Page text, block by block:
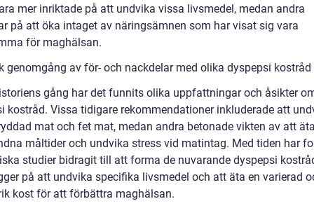
mer inriktade på att undvika vissa livsmedel, medan andra
på att öka intaget av näringsämnen som har visat sig vara
för maghälsan.
genomgång av för- och nackdelar med olika dyspepsi kostråd
gång har det funnits olika uppfattningar och åsikter
kostråd. Vissa tidigare rekommendationer inkluderade att
mat och fet mat, medan andra betonade vikten av att
måltider och undvika stress vid matintag. Med tiden har
studier bidragit till att forma de nuvarande dyspepsi
på att undvika specifika livsmedel och att äta en varierad
kost för att förbättra maghälsan.